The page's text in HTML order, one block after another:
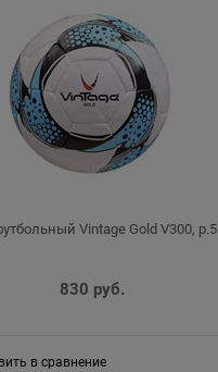
Vintage Gold V300, р.5
830 руб.
в сравнение